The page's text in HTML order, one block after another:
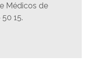
Médicos de
15.